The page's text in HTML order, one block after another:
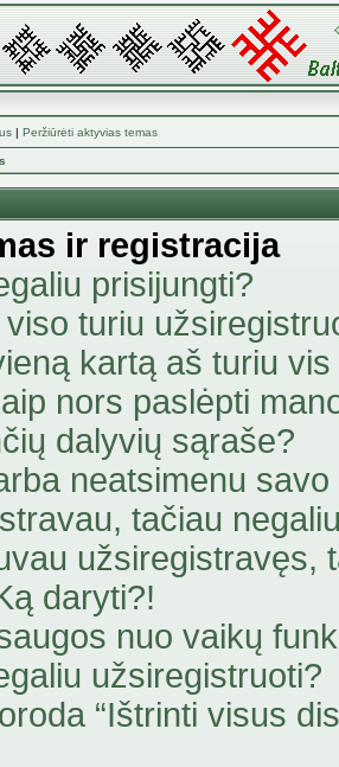
| Peržiūrėti aktyvias temas
ir registracija
prisijungti?
turiu
kartą aš turiu
nors paslėpti
dalyvių sąraše?
neatsimenu
tačiau
užsiregistravęs,
daryti?!
nuo vaikų
užsiregistruoti?
“Ištrinti visus